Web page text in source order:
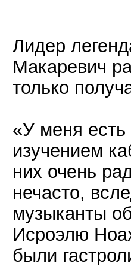
Лидер
Макаревич
только
«У меня есть
изучением
них очень
нечасто,
музыканты
Исроэлю
были